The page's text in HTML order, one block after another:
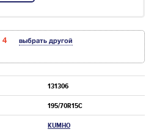
4 выбрать другой
131306
195/70R15C
KUMHO